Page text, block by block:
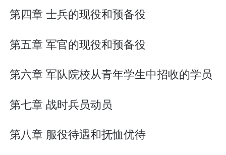
第四章 士兵的现役和预备役
第五章 军官的现役和预备役
第六章 军队院校从青年学生中招收的学员
第七章 战时兵员动员
第八章 服役待遇和抚恤优待